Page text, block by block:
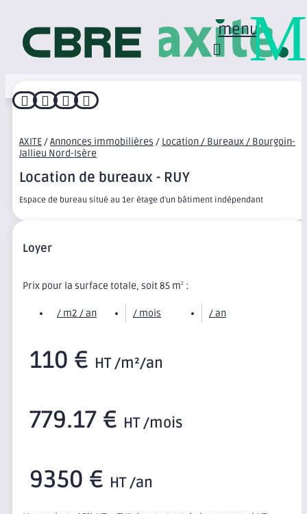
menu
   
AXITE/Annonces immobilières / Location / Bureaux / Bourgoin-
Jallieu Nord-Isère
Location de bureaux - RUY
Espace de bureau situé au 1er étage d'un bâtiment indépendant
Loyer
Prix pour la surface totale, soit 85 m2 :
/ m2 / an / mois / an
110 € HT /m²/an
779.17 € HT /mois
9350 € HT /an
M